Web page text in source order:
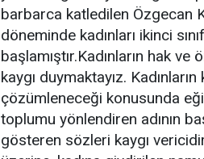
barbarca katledilen Özgecan
döneminde kadınları ikinci
başlamıştır.Kadınların hak
kaygı duymaktayız.
çözümleneceği konusunda
toplumu yönlendiren adının
gösteren sözleri kaygı